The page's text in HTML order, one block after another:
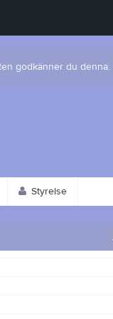
godkänner du denna.
Styrelse